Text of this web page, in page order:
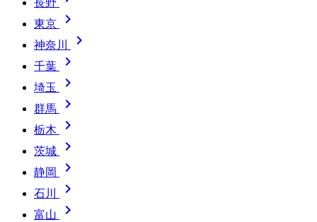
長野
東京 
神奈川 
千葉 
埼玉 
群馬 
栃木 
茨城 
静岡 
石川 
富山 